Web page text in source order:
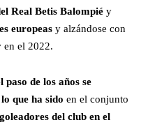
Real Betis Balompié y
europeas y alzándose con
en el 2022.
paso de los años se
que ha sido en el conjunto
del club en el